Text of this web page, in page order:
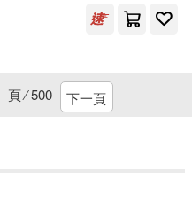
(12)
頁 ⁄500 下一頁